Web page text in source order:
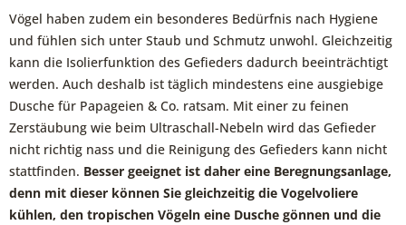
Vögel haben zudem ein besonderes Bedürfnis nach Hygiene
und fühlen sich unter Staub und Schmutz unwohl. Gleichzeitig
kann die Isolierfunktion des Gefieders dadurch beeinträchtigt
werden. Auch deshalb ist täglich mindestens eine ausgiebige
Dusche für Papageien & Co. ratsam. Mit einer zu feinen
Zerstäubung wie beim Ultraschall-Nebeln wird das Gefieder
nicht richtig nass und die Reinigung des Gefieders kann nicht
stattfinden. Besser geeignet ist daher eine Beregnungsanlage,
denn mit dieser können Sie gleichzeitig die Vogelvoliere
kühlen, den tropischen Vögeln eine Dusche gönnen und die